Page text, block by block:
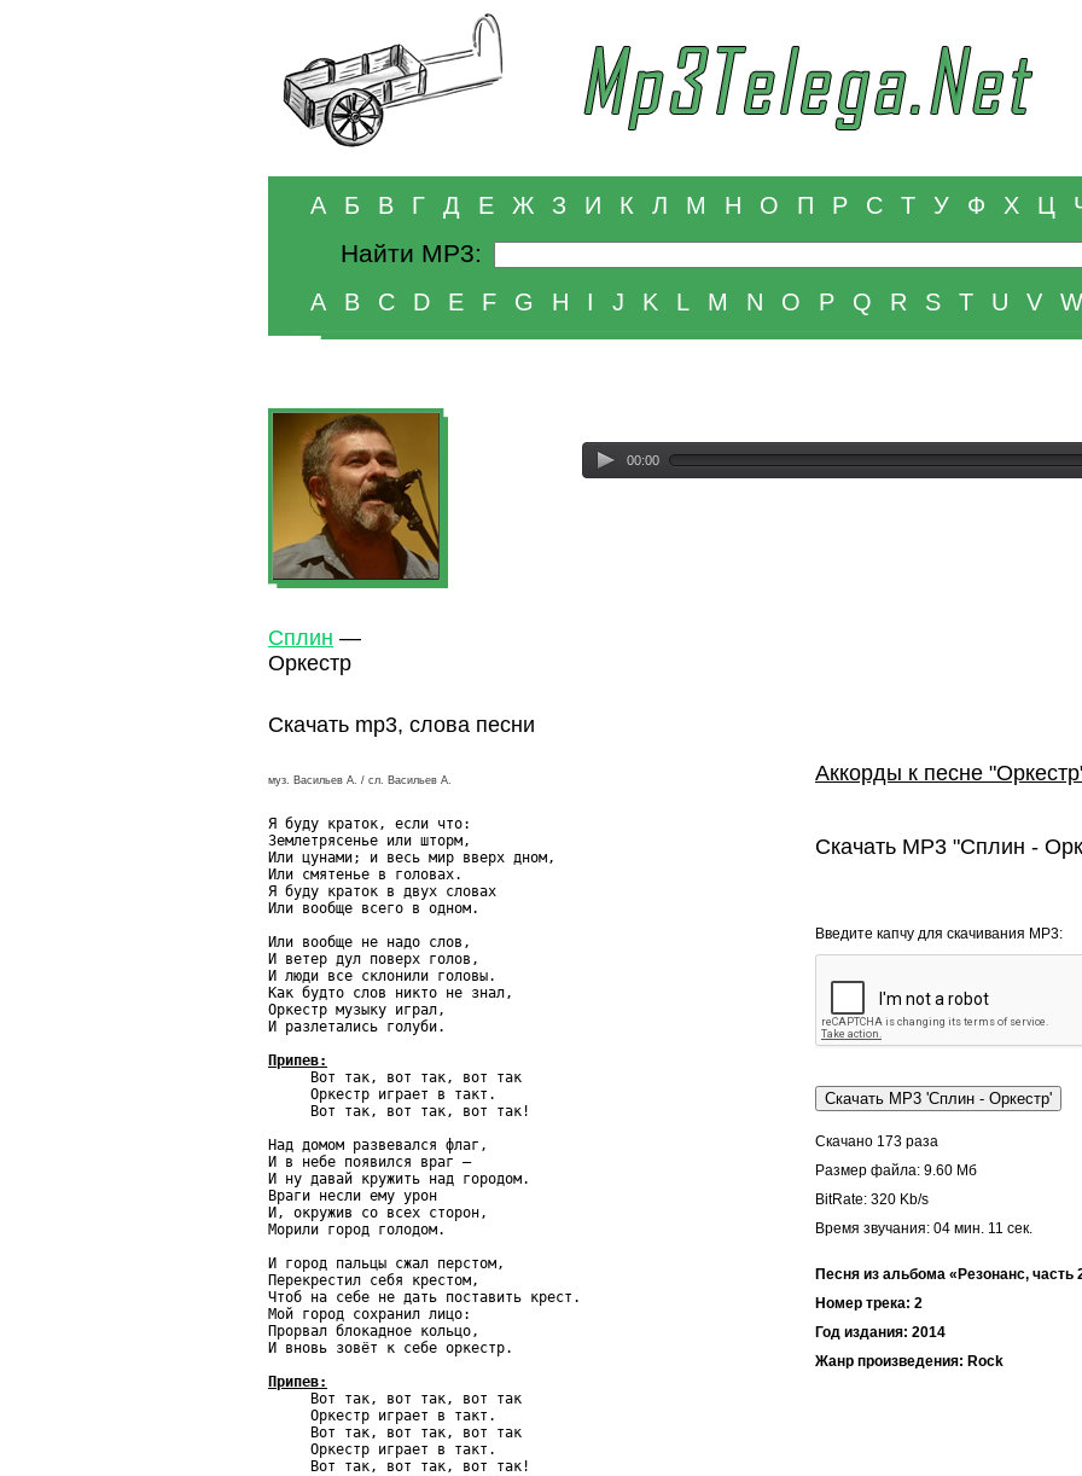
А Б В Г Д Е Ж З И К Л М Н О П Р С Т У Ф Х Ц
Найти MP3:
A B C D E F G H I J K L M N O P Q R S T U V W
Сплин —
Оркестр
00:00
Скачать mp3, слова песни
муз. Васильев А. / сл. Васильев А.
Я буду краток, если что:
Землетрясенье или шторм,
Или цунами; и весь мир вверх дном,
Или смятенье в головах.
Я буду краток в двух словах
Или вообще всего в одном.
Или вообще не надо слов,
И ветер дул поверх голов,
И люди все склонили головы.
Как будто слов никто не знал,
Оркестр музыку играл,
И разлетались голуби.
Припев:
Вот так, вот так, вот так
     Оркестр играет в такт.
     Вот так, вот так, вот так!
Над домом развевался флаг,
И в небе появился враг –
И ну давай кружить над городом.
Враги несли ему урон
И, окружив со всех сторон,
Морили город голодом.
И город пальцы сжал перстом,
Перекрестил себя крестом,
Чтоб на себе не дать поставить крест.
Мой город сохранил лицо:
Прорвал блокадное кольцо,
И вновь зовёт к себе оркестр.
Припев:
Вот так, вот так, вот так
     Оркестр играет в такт.
     Вот так, вот так, вот так
     Оркестр играет в такт.
     Вот так, вот так, вот так!
Аккорды к песне
Скачать MP3 "Сплин -
Введите капчу для скачивания MP3:
Скачано 173 раза
Размер файла: 9.60 Мб
BitRate: 320 Kb/s
Время звучания: 04 мин. 11 cек.
Песня из альбома «Резонанс, часть
Номер трека: 2
Год издания: 2014
Жанр произведения: Rock